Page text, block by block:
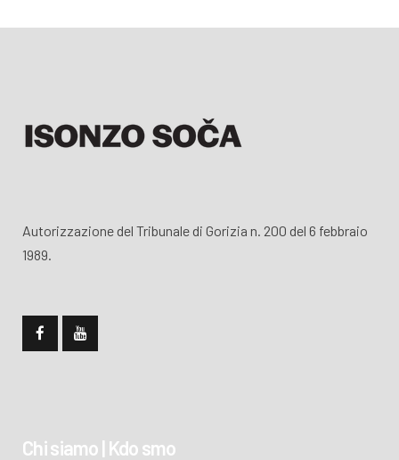
Autorizzazione del Tribunale di Gorizia n. 200 del 6 febbraio
1989.
Chi siamo | Kdo smo